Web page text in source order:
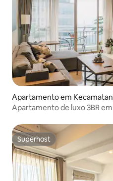
Apartamento em
Apartamento de luxo 3BR
Superhost
Superhost